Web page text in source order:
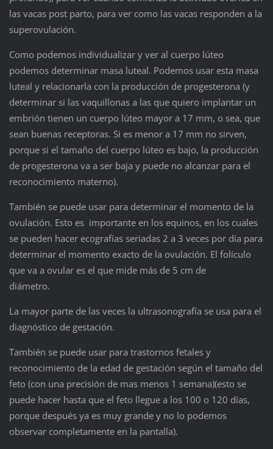
las vacas post parto, para ver como las vacas responden a la
superovulación.
Como podemos individualizar y ver al cuerpo lúteo
podemos determinar masa luteal. Podemos usar esta masa
luteal y relacionarla con la producción de progesterona (y
determinar si las vaquillonas a las que quiero implantar un
embrión tienen un cuerpo lúteo mayor a 17 mm, o sea, que
sean buenas receptoras. Si es menor a 17 mm no sirven,
porque si el tamaño del cuerpo lúteo es bajo, la producción
de progesterona va a ser baja y puede no alcanzar para el
reconocimiento materno).
También se puede usar para determinar el momento de la
ovulación. Esto es importante en los equinos, en los cuales
se pueden hacer ecografías seriadas 2 a 3 veces por día para
determinar el momento exacto de la ovulación. El folículo
que va a ovular es el que mide más de 5 cm de
diámetro.
La mayor parte de las veces la ultrasonografía se usa para el
diagnóstico de gestación.
También se puede usar para trastornos fetales y
reconocimiento de la edad de gestación según el tamaño del
feto (con una precisión de mas menos 1 semana)(esto se
puede hacer hasta que el feto llegue a los 100 o 120 días,
porque después ya es muy grande y no lo podemos
observar completamente en la pantalla).